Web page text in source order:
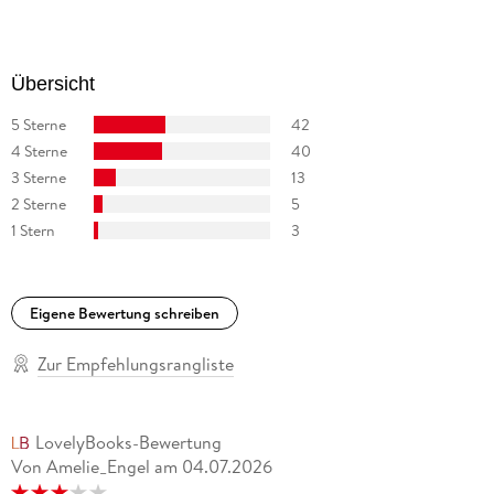
fürs Fotografieren, Laufen, Tanzen, Windsurfen, vegane
Ernährung und Meditation.
Übersicht
5 Sterne
42
4 Sterne
40
3 Sterne
13
2 Sterne
5
1 Stern
3
Eigene Bewertung schreiben
Zur Empfehlungsrangliste
LovelyBooks-Bewertung
Von Amelie_Engel am 04.07.2026